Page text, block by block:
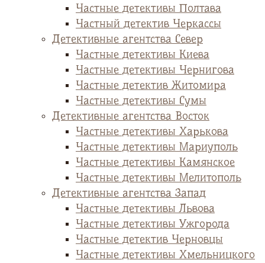
Частные детективы Полтава
Частный детектив Черкассы
Детективные агентства Север
Частные детективы Киева
Частные детективы Чернигова
Частные детектив Житомира
Частные детективы Сумы
Детективные агентства Восток
Частные детективы Харькова
Частные детективы Мариуполь
Частные детективы Камянское
Частные детективы Мелитополь
Детективные агентства Запад
Частные детективы Львова
Частные детективы Ужгорода
Частные детектив Черновцы
Частные детективы Хмельницкого